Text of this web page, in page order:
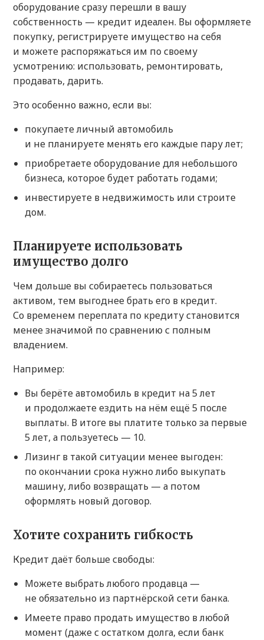
оборудование сразу перешли в вашу
собственность — кредит идеален. Вы оформляете
покупку, регистрируете имущество на себя
и можете распоряжаться им по своему
усмотрению: использовать, ремонтировать,
продавать, дарить.
Это особенно важно, если вы:
покупаете личный автомобиль
и не планируете менять его каждые пару лет;
приобретаете оборудование для небольшого
бизнеса, которое будет работать годами;
инвестируете в недвижимость или строите
дом.
Планируете использовать
имущество долго
Чем дольше вы собираетесь пользоваться
активом, тем выгоднее брать его в кредит.
Со временем переплата по кредиту становится
менее значимой по сравнению с полным
владением.
Например:
Вы берёте автомобиль в кредит на 5 лет
и продолжаете ездить на нём ещё 5 после
выплаты. В итоге вы платите только за первые
5 лет, а пользуетесь — 10.
Лизинг в такой ситуации менее выгоден:
по окончании срока нужно либо выкупать
машину, либо возвращать — а потом
оформлять новый договор.
Хотите сохранить гибкость
Кредит даёт больше свободы:
Можете выбрать любого продавца —
не обязательно из партнёрской сети банка.
Имеете право продать имущество в любой
момент (даже с остатком долга, если банк